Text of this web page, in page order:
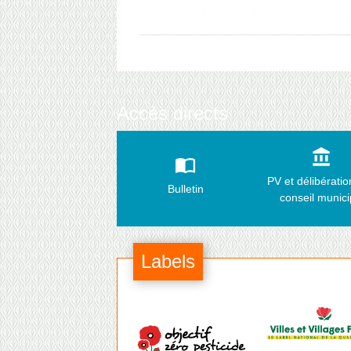
Accès directs
import_contacts
Bulletin
account_balance
PV et
conseil
Labels